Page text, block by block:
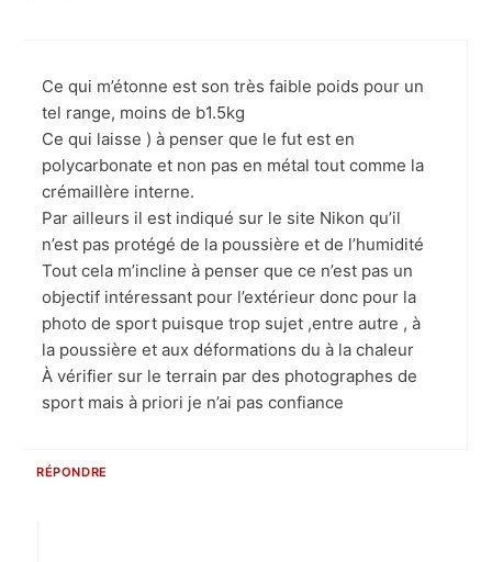
Ce qui m’étonne est son très faible poids pour un
tel range, moins de b1.5kg
Ce qui laisse ) à penser que le fut est en
polycarbonate et non pas en métal tout comme la
crémaillère interne.
Par ailleurs il est indiqué sur le site Nikon qu’il
n’est pas protégé de la poussière et de l’humidité
Tout cela m’incline à penser que ce n’est pas un
objectif intéressant pour l’extérieur donc pour la
photo de sport puisque trop sujet ,entre autre , à
la poussière et aux déformations du à la chaleur
À vérifier sur le terrain par des photographes de
sport mais à priori je n’ai pas confiance
RÉPONDRE